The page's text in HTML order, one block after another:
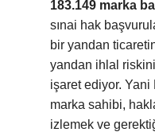
183.149 marka
sınai hak
bir yandan
yandan ihlal
işaret ediyor.
marka sahibi,
izlemek ve